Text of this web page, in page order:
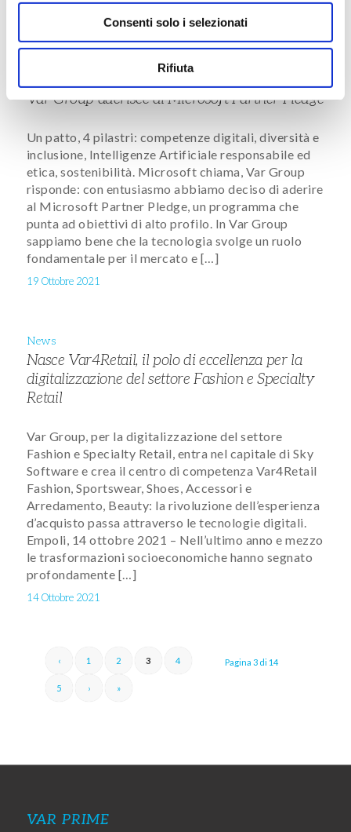
Consenti solo i selezionati
Rifiuta
Var Group aderisce al Microsoft Partner Pledge
Un patto, 4 pilastri: competenze digitali, diversità e
inclusione, Intelligenze Artificiale responsabile ed
etica, sostenibilità. Microsoft chiama, Var Group
risponde: con entusiasmo abbiamo deciso di aderire
al Microsoft Partner Pledge, un programma che
punta ad obiettivi di alto profilo. In Var Group
sappiamo bene che la tecnologia svolge un ruolo
fondamentale per il mercato e […]
19 Ottobre 2021
News
Nasce Var4Retail, il polo di eccellenza per la
digitalizzazione del settore Fashion e Specialty
Retail
Var Group, per la digitalizzazione del settore
Fashion e Specialty Retail, entra nel capitale di Sky
Software e crea il centro di competenza Var4Retail
Fashion, Sportswear, Shoes, Accessori e
Arredamento, Beauty: la rivoluzione dell’esperienza
d’acquisto passa attraverso le tecnologie digitali.
Empoli, 14 ottobre 2021 – Nell’ultimo anno e mezzo
le trasformazioni socioeconomiche hanno segnato
profondamente […]
14 Ottobre 2021
Pagina 3 di 14
‹ 1 2 3 4
5 › »
VAR PRIME